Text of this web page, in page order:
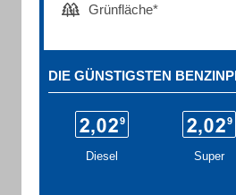
Grünfläche*
DIE GÜNSTIGSTEN
Diesel Super